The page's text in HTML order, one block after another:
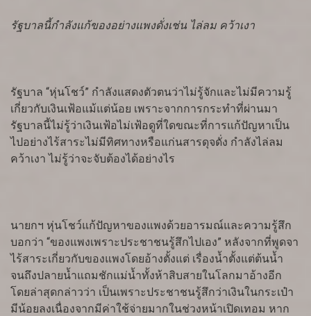
รัฐบาลนี้กำลังแก้ของอย่างแพงดั่งเช่น ไล่ลม คว้าเงา
รัฐบาล “หุ่นโชว์” กำลังแสดงตัวตนว่าไม่รู้จักและไม่มีความรู้
เกี่ยวกับเงินเฟ้อแม้แต่น้อย เพราะจากการกระทำที่ผ่านมา
รัฐบาลนี้ไม่รู้ว่าเงินเฟ้อไม่เฟ้อดูที่ใดขณะที่การแก้ปัญหาเป็น
ไปอย่างไร้สาระไม่มีทิศทางหรือแก่นสารดุจดั่ง กำลังไล่ลม
คว้าเงา ไม่รู้ว่าจะจับต้องได้อย่างไร
นายกฯ หุ่นโชว์แก้ปัญหาของแพงด้วยอารมณ์และความรู้สึก
บอกว่า “ของแพงเพราะประชาชนรู้สึกไปเอง” หลังจากที่พูดจา
ไร้สาระเกี่ยวกับของแพงโดยอ้างตั้งแต่ เรื่องน้ำตั้งแต่ต้นน้ำ
จนถึงปลายน้ำแถมชักแม่น้ำทั้งห้าสิบสายในโลกมาอ้างอีก
โดยล่าสุดกล่าวว่า เป็นเพราะประชาชนรู้สึกว่าเงินในกระเป๋า
มีน้อยลงเนื่องจากมีค่าใช้จ่ายมากในช่วงหน้าเปิดเทอม หาก